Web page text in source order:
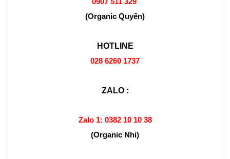
(Organic Quyên)
HOTLINE
028 6260 1737
ZALO :
Zalo 1: 0382 10 10 38
(Organic Nhi)